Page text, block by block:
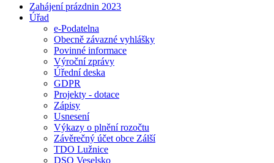
Zahájení prázdnin 2023
Úřad
e-Podatelna
Obecně závazné vyhlášky
Povinné informace
Výroční zprávy
Úřední deska
GDPR
Projekty - dotace
Zápisy
Usnesení
Výkazy o plnění rozočtu
Závěrečný účet obce Zálší
TDO Lužnice
DSO Veselsko